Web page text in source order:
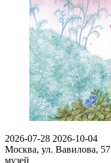
2026-07-28 2026-10-04
Москва, ул. Вавилова, 57
музей